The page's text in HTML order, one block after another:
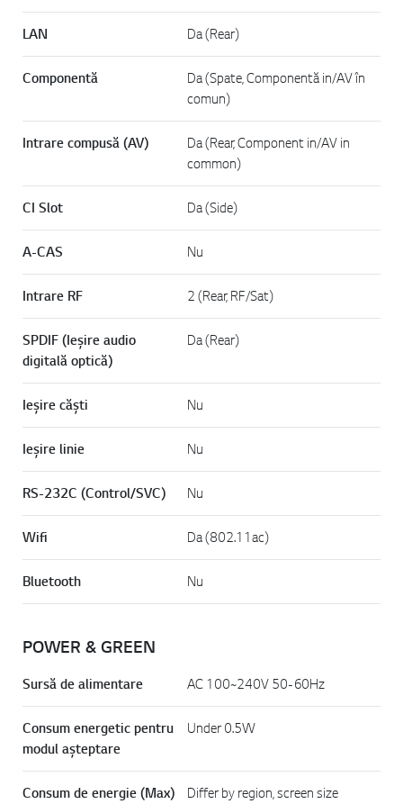
LAN Da (Rear)
Componentă
Da (Spate, Componentă in/AV în
comun)
Intrare compusă (AV)
Da (Rear, Component in/AV in
common)
CI Slot Da (Side)
A-CAS Nu
Intrare RF 2 (Rear, RF/Sat)
SPDIF (Ieșire audio
digitală optică)
Da (Rear)
Ieșire căști Nu
Ieșire linie Nu
RS-232C (Control/SVC) Nu
Wifi Da (802.11ac)
Bluetooth Nu
POWER & GREEN
Sursă de alimentare AC 100~240V 50-60Hz
Consum energetic pentru
modul așteptare
Under 0.5W
Consum de energie (Max) Differ by region, screen size